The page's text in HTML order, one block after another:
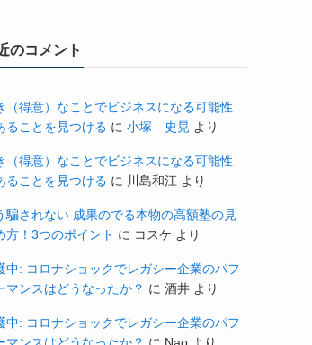
のコメント
（得意）なことでビジネスになる可能性
ることを見つける に 小塚 史晃 より
（得意）なことでビジネスになる可能性
ることを見つける に 川島和江 より
騙されない 成果のでる本物の高額塾の見
方！3つのポイント に コスケ より
中: コロナショックでレガシー企業のパフ
マンスはどうなったか？ に 酒井 より
中: コロナショックでレガシー企業のパフ
マンスはどうなったか？ に Nao より